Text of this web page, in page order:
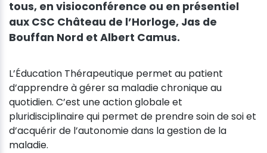
tous, en visioconférence ou en présentiel
aux CSC Château de l’Horloge, Jas de
Bouffan Nord et Albert Camus.
L’Éducation Thérapeutique permet au patient
d’apprendre à gérer sa maladie chronique au
quotidien. C’est une action globale et
pluridisciplinaire qui permet de prendre soin de soi et
d’acquérir de l’autonomie dans la gestion de la
maladie.